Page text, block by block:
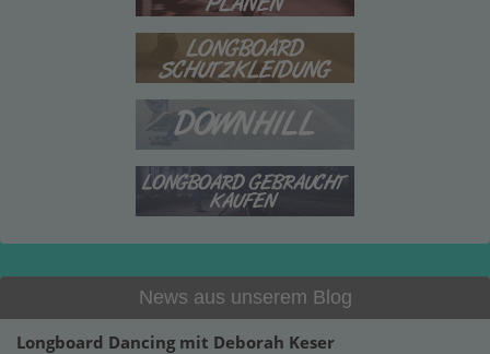
News aus unserem Blog
Longboard Dancing mit Deborah Keser